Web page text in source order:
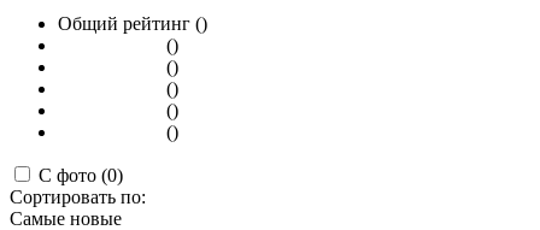
Общий рейтинг ()
()
()
()
()
()
С фото (0)
Сортировать по:
Самые новые